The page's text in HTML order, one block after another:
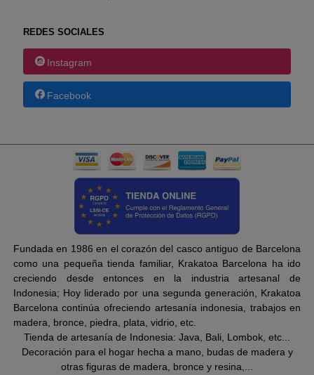
REDES SOCIALES
Instagram
Facebook
Fundada en 1986 en el corazón del casco antiguo de Barcelona
como una pequeña tienda familiar, Krakatoa Barcelona ha ido
creciendo desde entonces en la industria artesanal de
Indonesia; Hoy liderado por una segunda generación, Krakatoa
Barcelona continúa ofreciendo artesanía indonesia, trabajos en
madera, bronce, piedra, plata, vidrio, etc.
Tienda de artesanía de Indonesia: Java, Bali, Lombok, etc...
Decoración para el hogar hecha a mano, budas de madera y
otras figuras de madera, bronce y resina,...